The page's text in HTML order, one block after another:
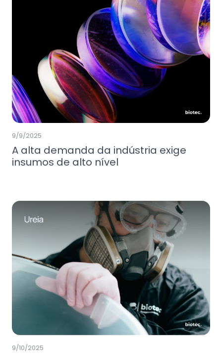
9/9/2025
A alta demanda da indústria exige
insumos de alto nível
9/10/2025